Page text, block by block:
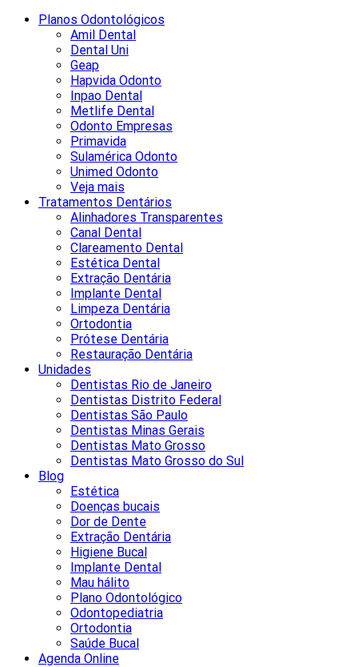
Planos Odontológicos
Amil Dental
Dental Uni
Geap
Hapvida Odonto
Inpao Dental
Metlife Dental
Odonto Empresas
Primavida
Sulamérica Odonto
Unimed Odonto
Veja mais
Tratamentos Dentários
Alinhadores Transparentes
Canal Dental
Clareamento Dental
Estética Dental
Extração Dentária
Implante Dental
Limpeza Dentária
Ortodontia
Prótese Dentária
Restauração Dentária
Unidades
Dentistas Rio de Janeiro
Dentistas Distrito Federal
Dentistas São Paulo
Dentistas Minas Gerais
Dentistas Mato Grosso
Dentistas Mato Grosso do Sul
Blog
Estética
Doenças bucais
Dor de Dente
Extração Dentária
Higiene Bucal
Implante Dental
Mau hálito
Plano Odontológico
Odontopediatria
Ortodontia
Saúde Bucal
Agenda Online